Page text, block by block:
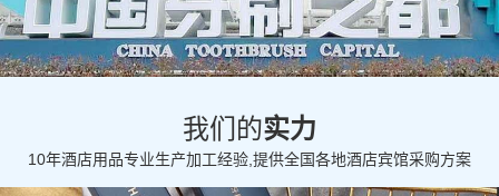
我们的实力
10年酒店用品专业生产加工经验,提供全国各地酒店宾馆采购方案